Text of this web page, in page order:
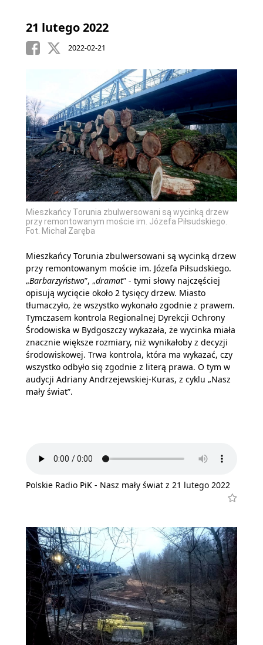
21 lutego 2022
2022-02-21
Mieszkańcy Torunia zbulwersowani są wycinką drzew
przy remontowanym moście im. Józefa Piłsudskiego.
Fot. Michał Zaręba
Mieszkańcy Torunia zbulwersowani są wycinką drzew
przy remontowanym moście im. Józefa Piłsudskiego.
„Barbarzyństwo”, „dramat” - tymi słowy najczęściej
opisują wycięcie około 2 tysięcy drzew. Miasto
tłumaczyło, że wszystko wykonało zgodnie z prawem.
Tymczasem kontrola Regionalnej Dyrekcji Ochrony
Środowiska w Bydgoszczy wykazała, że wycinka miała
znacznie większe rozmiary, niż wynikałoby z decyzji
środowiskowej. Trwa kontrola, która ma wykazać, czy
wszystko odbyło się zgodnie z literą prawa. O tym w
audycji Adriany Andrzejewskiej-Kuras, z cyklu „Nasz
mały świat”.
Polskie Radio PiK - Nasz mały świat z 21 lutego 2022